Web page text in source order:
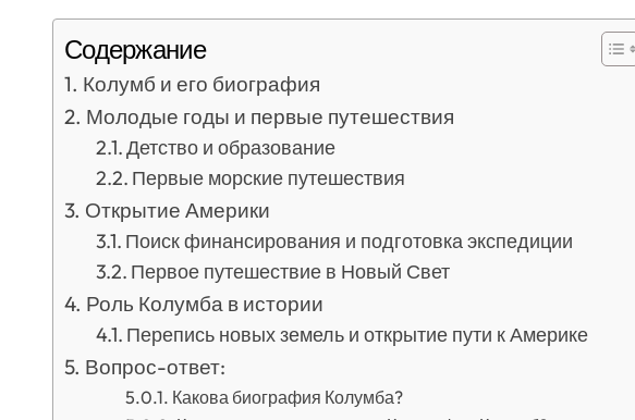
Содержание
Колумб и его биография
Молодые годы и первые путешествия
Детство и образование
Первые морские путешествия
Открытие Америки
Поиск финансирования и подготовка экспедиции
Первое путешествие в Новый Свет
Роль Колумба в истории
Перепись новых земель и открытие пути к Америке
Вопрос-ответ:
Какова биография Колумба?